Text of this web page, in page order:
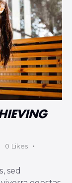
0 Likes
sed